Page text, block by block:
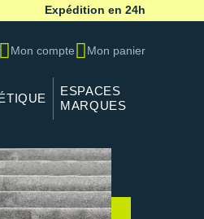
Expédition en 24h
Mon compte Mon panier
ESPACES
MARQUES